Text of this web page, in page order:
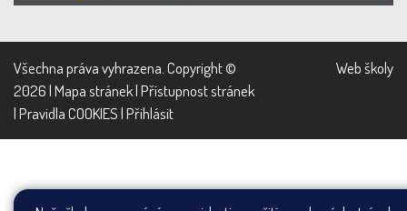
Všechna práva vyhrazena. Copyright ©
2026 |Mapa stránek|Přístupnost stránek
|Pravidla COOKIES|Přihlásit
Web školy